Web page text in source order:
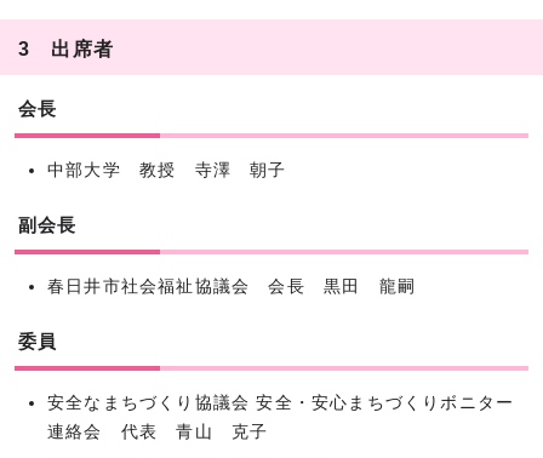
3 出席者
会長
中部大学 教授 寺澤 朝子
副会長
春日井市社会福祉協議会 会長 黒田 龍嗣
委員
安全なまちづくり協議会 安全・安心まちづくりボニター
連絡会 代表 青山 克子